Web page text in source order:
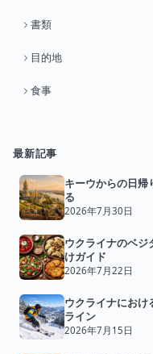
書類
目的地
食事
最新記事
キーウからの日帰
る
2026年7月30日
ウクライナのベジ
けガイド
2026年7月22日
ウクライナにおけ
ライン
2026年7月15日